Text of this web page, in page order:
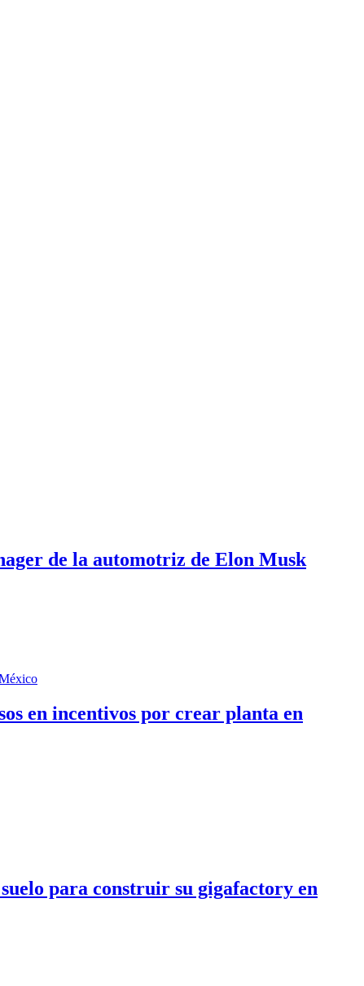
de la automotriz de Elon Musk
en incentivos por crear planta en
para construir su gigafactory en